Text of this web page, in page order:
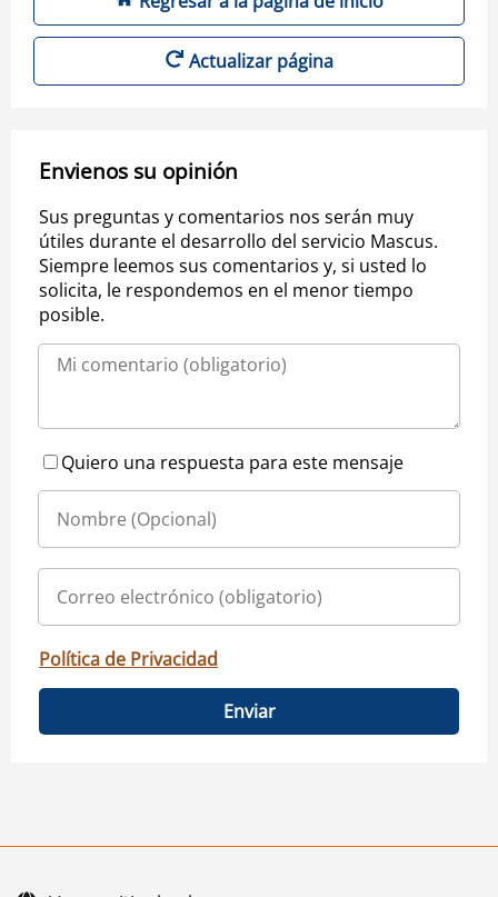
Actualizar página
Envienos su opinión
Sus preguntas y comentarios nos serán muy
útiles durante el desarrollo del servicio Mascus.
Siempre leemos sus comentarios y, si usted lo
solicita, le respondemos en el menor tiempo
posible.
Quiero una respuesta para este mensaje
Política de Privacidad
Enviar